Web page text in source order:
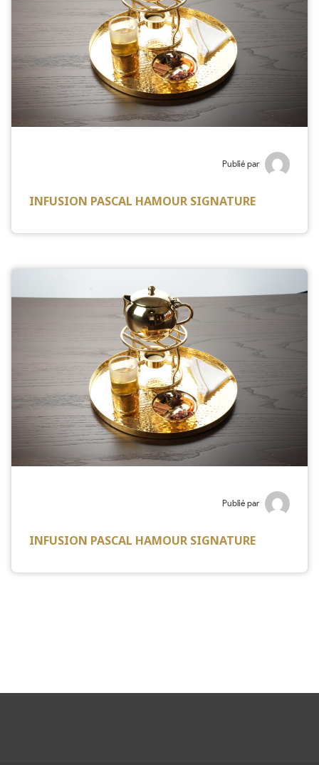
Publié par
INFUSION PASCAL HAMOUR SIGNATURE
Publié par
INFUSION PASCAL HAMOUR SIGNATURE